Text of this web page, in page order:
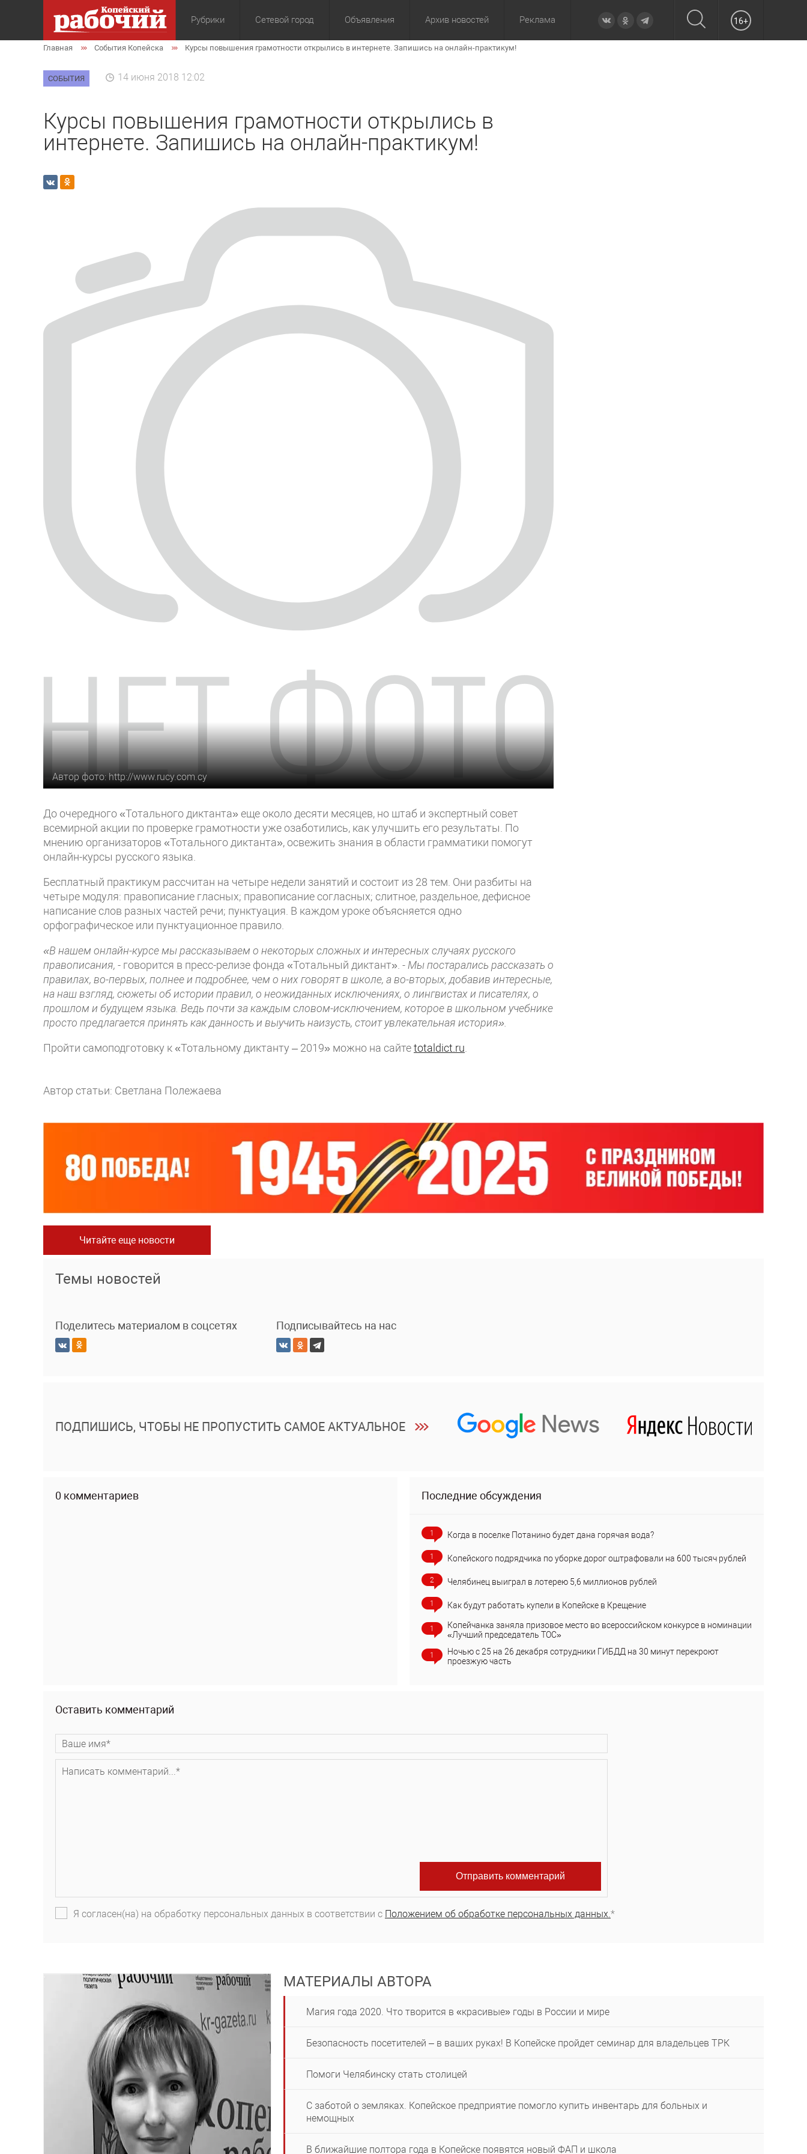
Рубрики
Общество Экономика Культура Политика Спорт ЖКХ Здоровье
Сетевой город Объявления Архив новостей
За сутки За 3 дня
Реклама 16+
Главная События Копейска Курсы повышения грамотности открылись в интернете. Запишись на онлайн-практикум!
СОБЫТИЯ 14 июня 2018 12:02
Курсы повышения грамотности открылись в
интернете. Запишись на онлайн-практикум!
Автор фото: http://www.rucy.com.cy
До очередного «Тотального диктанта» еще около десяти месяцев, но штаб и экспертный совет
всемирной акции по проверке грамотности уже озаботились, как улучшить его результаты. По
мнению организаторов «Тотального диктанта», освежить знания в области грамматики помогут
онлайн-курсы русского языка.
Бесплатный практикум рассчитан на четыре недели занятий и состоит из 28 тем. Они разбиты на
четыре модуля: правописание гласных; правописание согласных; слитное, раздельное, дефисное
написание слов разных частей речи; пунктуация. В каждом уроке объясняется одно
орфографическое или пунктуационное правило.
«В нашем онлайн-курсе мы рассказываем о некоторых сложных и интересных случаях русского
правописания, - говорится в пресс-релизе фонда «Тотальный диктант». - Мы постарались рассказать о
правилах, во-первых, полнее и подробнее, чем о них говорят в школе, а во-вторых, добавив интересные,
на наш взгляд, сюжеты об истории правил, о неожиданных исключениях, о лингвистах и писателях, о
прошлом и будущем языка. Ведь почти за каждым словом-исключением, которое в школьном учебнике
просто предлагается принять как данность и выучить наизусть, стоит увлекательная история».
Пройти самоподготовку к «Тотальному диктанту – 2019» можно на сайтеtotaldict.ru.
Автор статьи: Светлана Полежаева
Читайте еще новости
Темы новостей
Поделитесь материалом в соцсетях Подписывайтесь на нас
ПОДПИШИСЬ, ЧТОБЫ НЕ ПРОПУСТИТЬ САМОЕ АКТУАЛЬНОЕ
0 комментариев Последние обсуждения
1 Когда в поселке Потанино будет дана горячая вода?
1 Копейского подрядчика по уборке дорог оштрафовали на 600 тысяч рублей
2 Челябинец выиграл в лотерею 5,6 миллионов рублей
1 Как будут работать купели в Копейске в Крещение
1
Копейчанка заняла призовое место во всероссийском конкурсе в номинации
«Лучший председатель ТОС»
1
Ночью с 25 на 26 декабря сотрудники ГИБДД на 30 минут перекроют
проезжую часть
Оставить комментарий
Я согласен(на) на обработку персональных данных в соответствии с Положением об обработке персональных данных.*
МАТЕРИАЛЫ АВТОРА
Магия года 2020. Что творится в «красивые» годы в России и мире
Безопасность посетителей – в ваших руках! В Копейске пройдет семинар для владельцев ТРК
Помоги Челябинску стать столицей
С заботой о земляках. Копейское предприятие помогло купить инвентарь для больных и
немощных
В ближайшие полтора года в Копейске появятся новый ФАП и школа